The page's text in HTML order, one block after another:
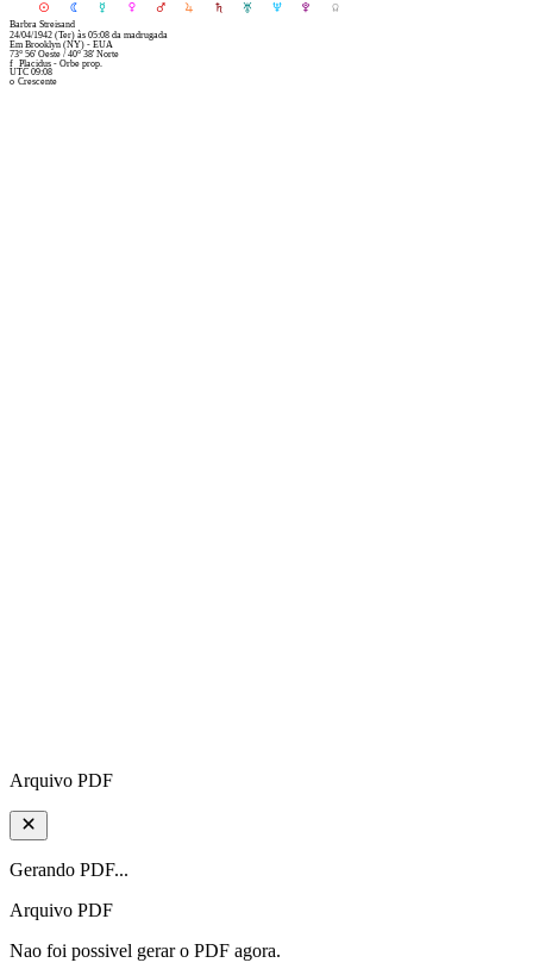
M N O P Q R S T U V Y
Barbra Streisand
24/04/1942 (Ter) às 05:08 da madrugada
EmBrooklyn (NY) - EUA
73° 56' Oeste /40° 38' Norte
f Placidus - Orbe prop.
UTC 09:08
Crescente
o
Arquivo PDF
Gerando PDF...
Arquivo PDF
Nao foi possivel gerar o PDF agora.